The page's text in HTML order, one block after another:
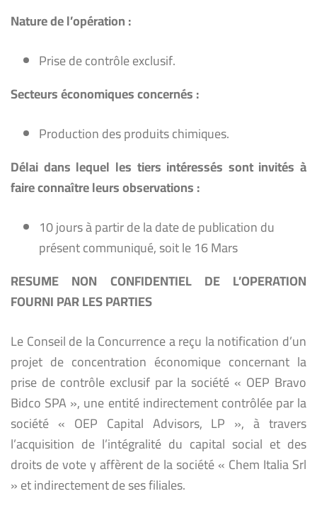
Naturede l’opération :
Prise de contrôle exclusif.
Secteurséconomiquesconcernés :
Production des produits chimiques.
Délai dans lequel les tiers intéressés sont invités à
faire connaître leurs observations :
10 jours à partir de la date de publication du
présent communiqué, soit le 16 Mars
RESUME NON CONFIDENTIEL DE L’OPERATION
FOURNI PAR LES PARTIES
Le Conseil de la Concurrence a reçu la notification d’un
projet de concentration économique concernant la
prise de contrôle exclusif par la société « OEP Bravo
Bidco SPA », une entité indirectement contrôlée par la
société « OEP Capital Advisors, LP », à travers
l’acquisition de l’intégralité du capital social et des
droits de vote y affèrent de la société « Chem Italia Srl
» et indirectement de ses filiales.